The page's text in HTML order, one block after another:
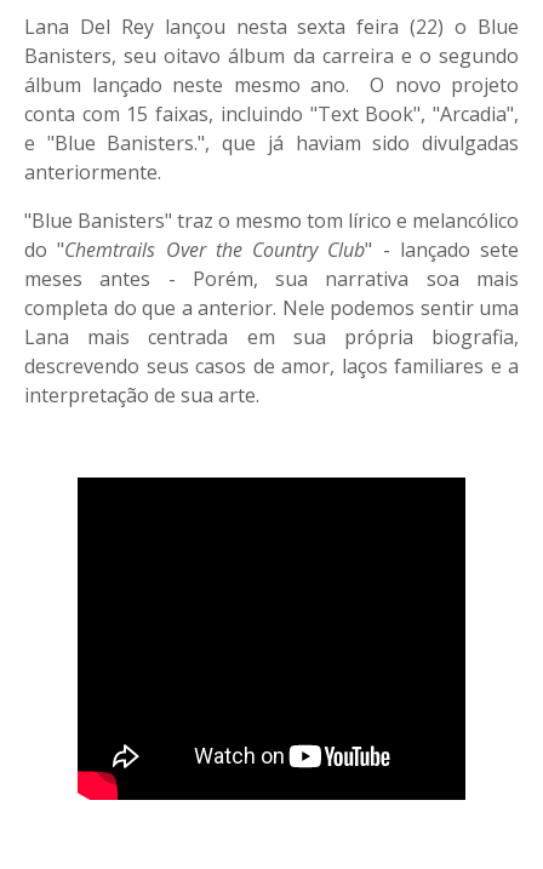
Lana Del Rey lançou nesta sexta feira (22) o Blue
Banisters, seu oitavo álbum da carreira e o segundo
álbum lançado neste mesmo ano. O novo projeto
conta com 15 faixas, incluindo "Text Book", "Arcadia",
e "Blue Banisters.", que já haviam sido divulgadas
anteriormente.
"Blue Banisters" traz o mesmo tom lírico e melancólico
do "Chemtrails Over the Country Club" - lançado sete
meses antes - Porém, sua narrativa soa mais
completa do que a anterior. Nele podemos sentir uma
Lana mais centrada em sua própria biografia,
descrevendo seus casos de amor, laços familiares e a
interpretação de sua arte.